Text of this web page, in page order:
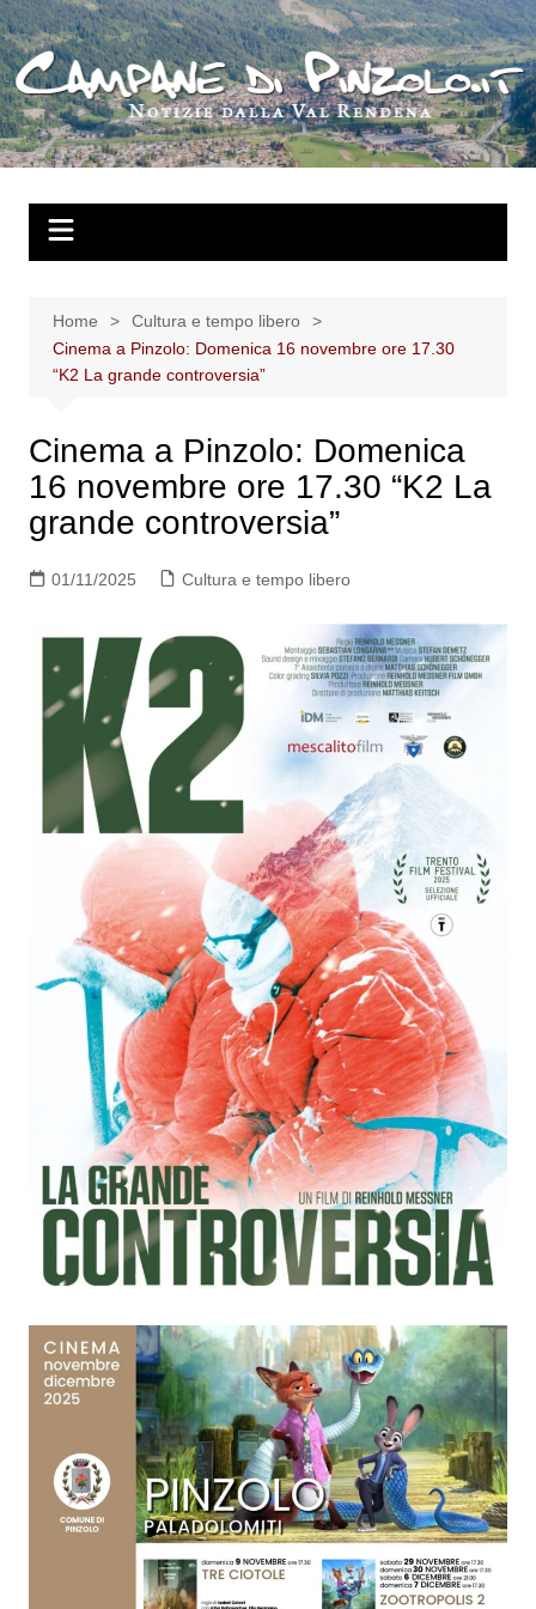
Salta
al
contenuto
Home
Cultura e tempo libero
Cinema a Pinzolo: Domenica 16 novembre ore 17.30
“K2 La grande controversia”
Cinema a Pinzolo: Domenica
16 novembre ore 17.30 “K2 La
grande controversia”
01/11/2025 Cultura e tempo libero